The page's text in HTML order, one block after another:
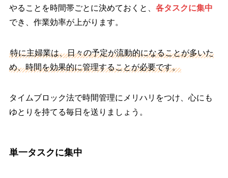
やることを時間帯ごとに決めておくと、 各タスクに集中
でき、作業効率が上がります。
特に主婦業は、日々の予定が流動的になることが多いた
め、時間を効果的に管理することが必要です。
タイムブロック法で時間管理にメリハリをつけ、心にも
ゆとりを持てる毎日を送りましょう。
単一タスクに集中